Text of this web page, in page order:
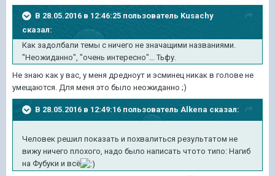
В 28.05.2016 в 12:46:25 пользователь Kusachy
сказал:
Как задолбали темы с ничего не значащими названиями.
"Неожиданно", "очень интересно"... Тьфу.
Не знаю как у вас, у меня дредноут и эсминец никак в голове не
умещаются. Для меня это было неожиданно ;)
В 28.05.2016 в 12:49:16 пользователь Alkena сказал:
Человек решил показать и похвалиться результатом не
вижу ничего плохого, надо было написать чтото типо: Нагиб
на Фубуки и всё